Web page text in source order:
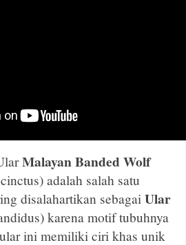
Malayan Banded Wolf
adalah salah satu
disalahartikan sebagaiUlar
karena motif tubuhnya
ini memiliki ciri khas unik